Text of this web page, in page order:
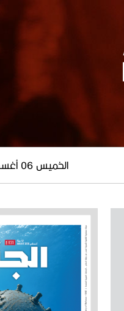
الخميس 06 أغسطس 2026